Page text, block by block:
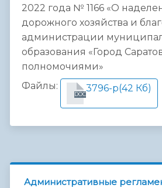
2022 года № 1166 «О
дорожного хозяйства и
администрации
образования «Город
полномочиями»
Файлы:
DOC
3796-р(42 Кб)
Административные